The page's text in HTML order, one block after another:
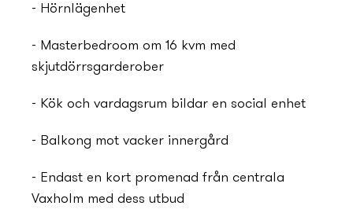
- Hörnlägenhet
- Masterbedroom om 16 kvm med
skjutdörrsgarderober
- Kök och vardagsrum bildar en social enhet
- Balkong mot vacker innergård
- Endast en kort promenad från centrala
Vaxholm med dess utbud